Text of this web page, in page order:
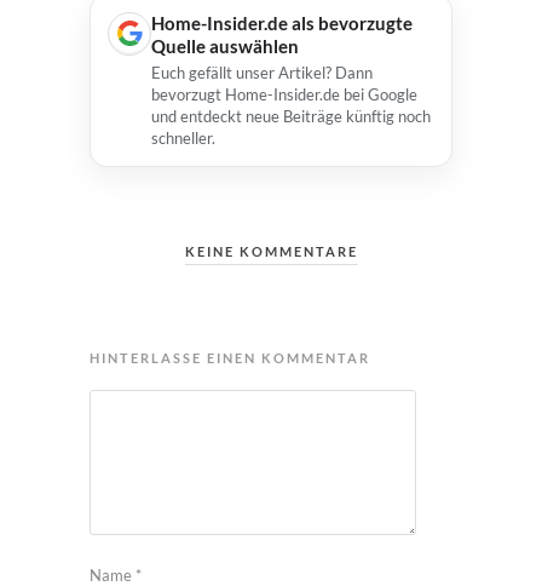
Home-Insider.de als bevorzugte
Quelle auswählen
Euch gefällt unser Artikel? Dann
bevorzugt Home-Insider.de bei Google
und entdeckt neue Beiträge künftig noch
schneller.
KEINE KOMMENTARE
HINTERLASSE EINEN KOMMENTAR
Name *